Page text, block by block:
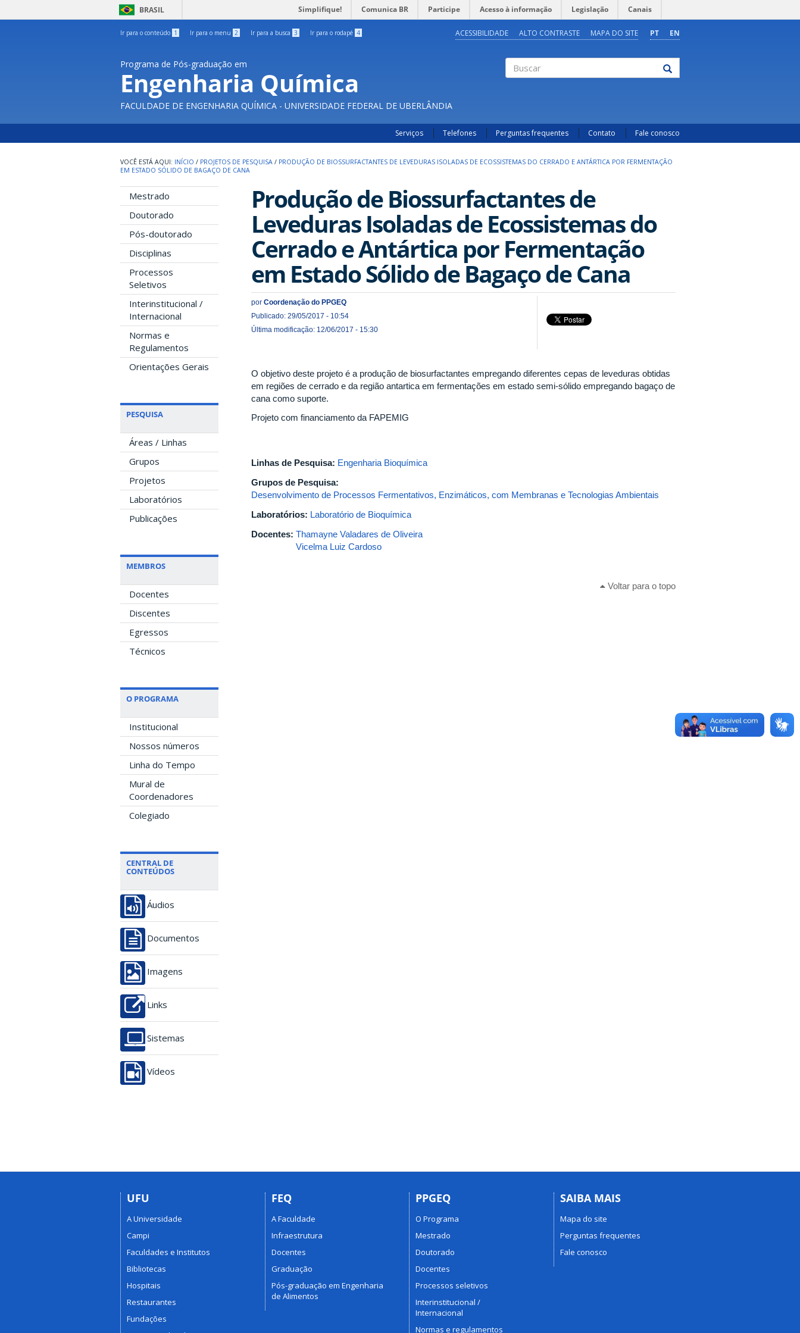
BRASIL Simplifique! Comunica BR Participe Acesso à informação Legislação Canais
Ir para o conteúdo 1 Ir para o menu 2 Ir para a busca 3 Ir para o rodapé 4 PT EN
ACESSIBILIDADE ALTO CONTRASTE MAPA DO SITE
Programa de Pós-graduação em
Engenharia Química
FACULDADE DE ENGENHARIA QUÍMICA - UNIVERSIDADE FEDERAL DE UBERLÂNDIA
Serviços Telefones Perguntas frequentes Contato Fale conosco
INÍCIO / PROJETOS DE PESQUISA / PRODUÇÃO DE BIOSSURFACTANTES DE LEVEDURAS ISOLADAS DE ECOSSISTEMAS DO CERRADO E ANTÁRTICA POR FERMENTAÇÃO
EM ESTADO SÓLIDO DE BAGAÇO DE CANA
Mestrado
Doutorado
Pós-doutorado
Disciplinas
Processos
Seletivos
Interinstitucional /
Internacional
Normas e
Regulamentos
Orientações Gerais
PESQUISA
Áreas / Linhas
Grupos
Projetos
Laboratórios
Publicações
MEMBROS
Docentes
Discentes
Egressos
Técnicos
O PROGRAMA
Institucional
Nossos números
Linha do Tempo
Mural de
Coordenadores
Colegiado
CENTRAL DE
CONTEÚDOS
Áudios
Documentos
Imagens
Links
Sistemas
Vídeos
Produção de Biossurfactantes de
Leveduras Isoladas de Ecossistemas do
Cerrado e Antártica por Fermentação
em Estado Sólido de Bagaço de Cana
por Coordenação do PPGEQ
Publicado: 29/05/2017 - 10:54
Última modificação: 12/06/2017 - 15:30
O objetivo deste projeto é a produção de biosurfactantes empregando diferentes cepas de leveduras obtidas
em regiões de cerrado e da região antartica em fermentações em estado semi-sólido empregando bagaço de
cana como suporte.
Projeto com financiamento da FAPEMIG
Linhas de Pesquisa: Engenharia Bioquímica
Grupos de Pesquisa:
Desenvolvimento de Processos Fermentativos, Enzimáticos, com Membranas e Tecnologias Ambientais
Laboratórios: Laboratório de Bioquímica
Docentes: Thamayne Valadares de Oliveira
Vicelma Luiz Cardoso
Voltar para o topo
UFU
A Universidade
Campi
Faculdades e Institutos
Bibliotecas
Hospitais
Restaurantes
Fundações
FEQ
A Faculdade
Infraestrutura
Docentes
Graduação
Pós-graduação em Engenharia
de Alimentos
PPGEQ
O Programa
Mestrado
Doutorado
Docentes
Processos seletivos
Interinstitucional /
Internacional
Normas e regulamentos
SAIBA MAIS
Mapa do site
Perguntas frequentes
Fale conosco